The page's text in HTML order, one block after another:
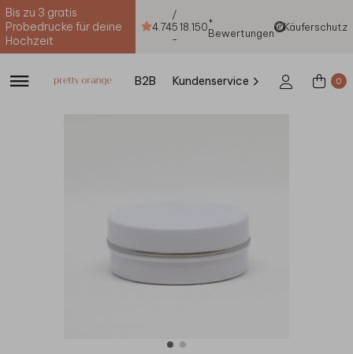
Bis zu 3 gratis
Probedrucke für deine
Hochzeit
4.74
/
5
-
18.150+
Bewertungen
Käuferschutz
B2B Kundenservice 0